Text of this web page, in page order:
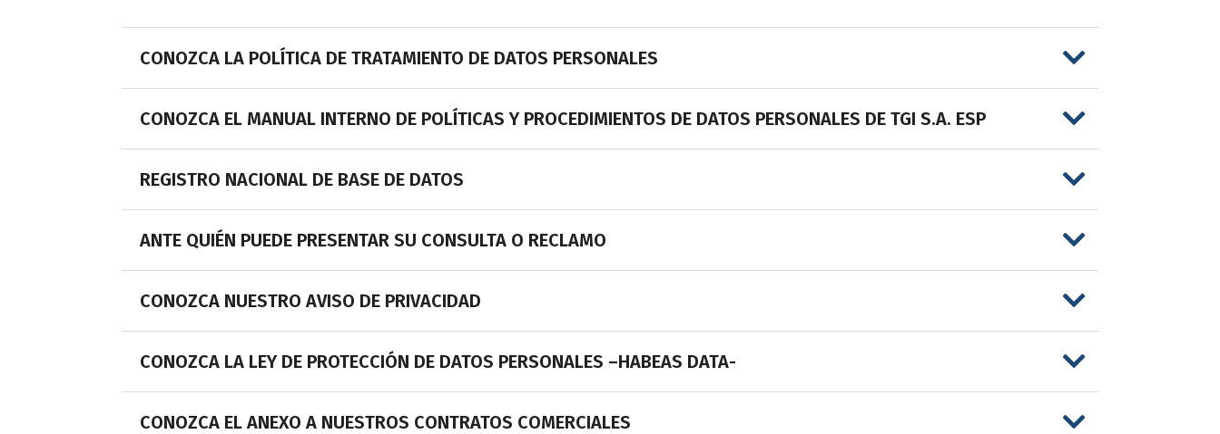
CONOZCA LA POLÍTICA DE TRATAMIENTO DE DATOS PERSONALES
CONOZCA EL MANUAL INTERNO DE POLÍTICAS Y PROCEDIMIENTOS DE DATOS PERSONALES DE TGI S.A. ESP
REGISTRO NACIONAL DE BASE DE DATOS
ANTE QUIÉN PUEDE PRESENTAR SU CONSULTA O RECLAMO
CONOZCA NUESTRO AVISO DE PRIVACIDAD
CONOZCA LA LEY DE PROTECCIÓN DE DATOS PERSONALES –HABEAS DATA-
CONOZCA EL ANEXO A NUESTROS CONTRATOS COMERCIALES